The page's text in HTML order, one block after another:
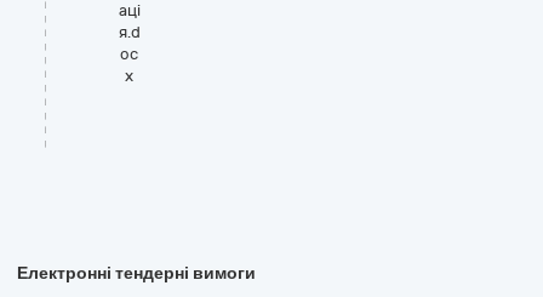
аці
я.d
oc
x
Електронні тендерні вимоги